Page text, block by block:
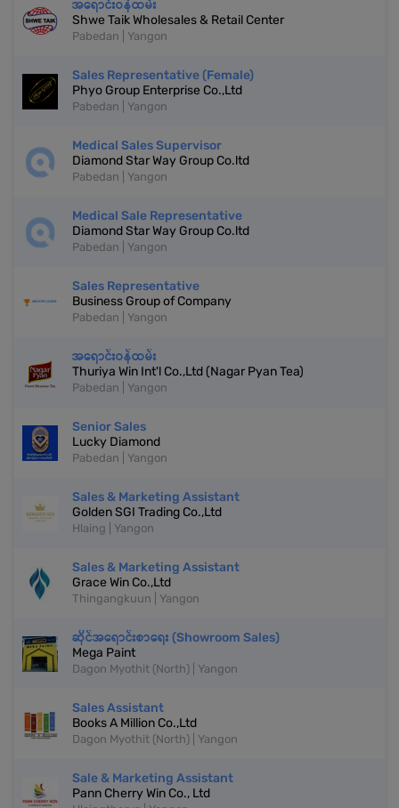
အရောင်းဝန်ထမ်း
Shwe Taik Wholesales & Retail Center
Pabedan | Yangon
Sales Representative (Female)
Phyo Group Enterprise Co.,Ltd
Pabedan | Yangon
Medical Sales Supervisor
Diamond Star Way Group Co.ltd
Pabedan | Yangon
Medical Sale Representative
Diamond Star Way Group Co.ltd
Pabedan | Yangon
Sales Representative
Business Group of Company
Pabedan | Yangon
အရောင်းဝန်ထမ်း
Thuriya Win Int'l Co.,Ltd (Nagar Pyan Tea)
Pabedan | Yangon
Senior Sales
Lucky Diamond
Pabedan | Yangon
Sales & Marketing Assistant
Golden SGI Trading Co.,Ltd
Hlaing | Yangon
Sales & Marketing Assistant
Grace Win Co.,Ltd
Thingangkuun | Yangon
ဆိုင်အရောင်းစာရေး (Showroom Sales)
Mega Paint
Dagon Myothit (North) | Yangon
Sales Assistant
Books A Million Co.,Ltd
Dagon Myothit (North) | Yangon
Sale & Marketing Assistant
Pann Cherry Win Co., Ltd